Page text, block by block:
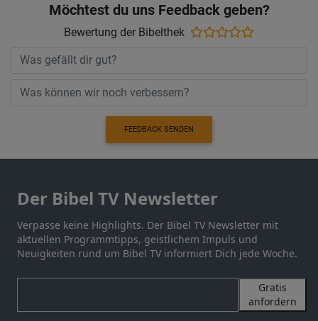
Möchtest du uns Feedback geben?
Bewertung der Bibelthek
FEEDBACK SENDEN
Der Bibel TV Newsletter
Verpasse keine Highlights. Der Bibel TV Newsletter mit
aktuellen Programmtipps, geistlichem Impuls und
Neuigkeiten rund um Bibel TV informiert Dich jede Woche.
Gratis
anfordern